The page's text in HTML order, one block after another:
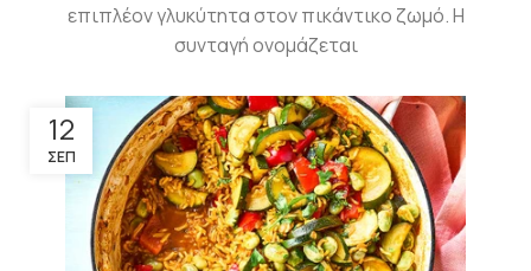
επιπλέον γλυκύτητα στον πικάντικο ζωμό. Η
συνταγή ονομάζεται
12
ΣΕΠ